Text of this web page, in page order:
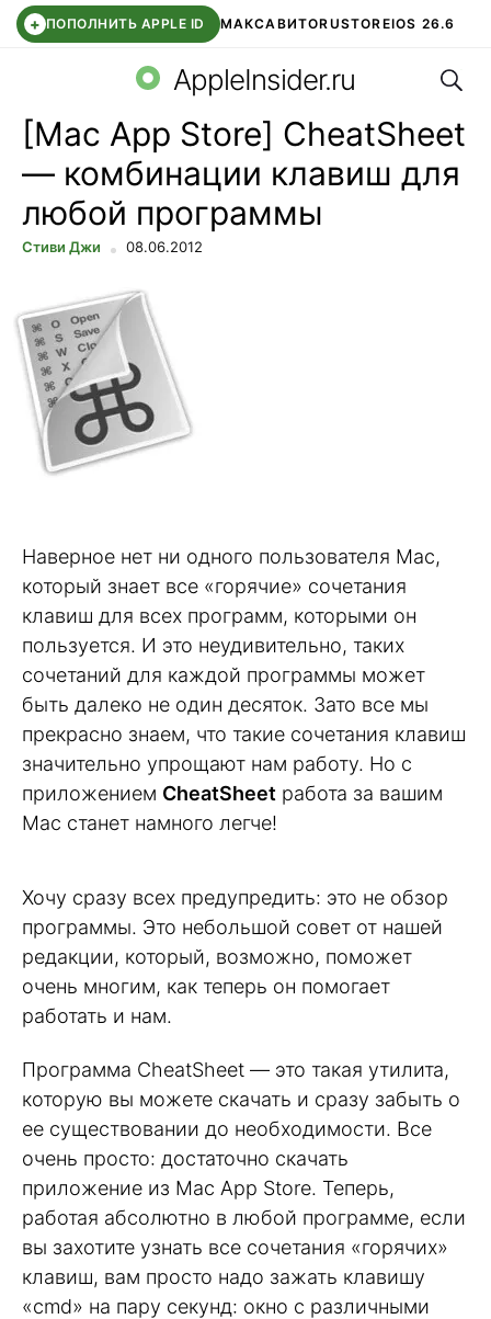
+ ПОПОЛНИТЬ APPLE ID МАКСАВИТОRUSTOREIOS 26.6
СБЕР КИДС ВТБ ОНЛАЙН ЧАТ В ROBLOX
AppleInsider.ru
[Mac App Store] CheatSheet
— комбинации клавиш для
любой программы
Стиви Джи 08.06.2012
Наверное нет ни одного пользователя Mac,
который знает все «горячие» сочетания
клавиш для всех программ, которыми он
пользуется. И это неудивительно, таких
сочетаний для каждой программы может
быть далеко не один десяток. Зато все мы
прекрасно знаем, что такие сочетания клавиш
значительно упрощают нам работу. Но с
приложением CheatSheet работа за вашим
Mac станет намного легче!
Хочу сразу всех предупредить: это не обзор
программы. Это небольшой совет от нашей
редакции, который, возможно, поможет
очень многим, как теперь он помогает
работать и нам.
Программа CheatSheet — это такая утилита,
которую вы можете скачать и сразу забыть о
ее существовании до необходимости. Все
очень просто: достаточно скачать
приложение из Mac App Store. Теперь,
работая абсолютно в любой программе, если
вы захотите узнать все сочетания «горячих»
клавиш, вам просто надо зажать клавишу
«cmd» на пару секунд: окно с различными